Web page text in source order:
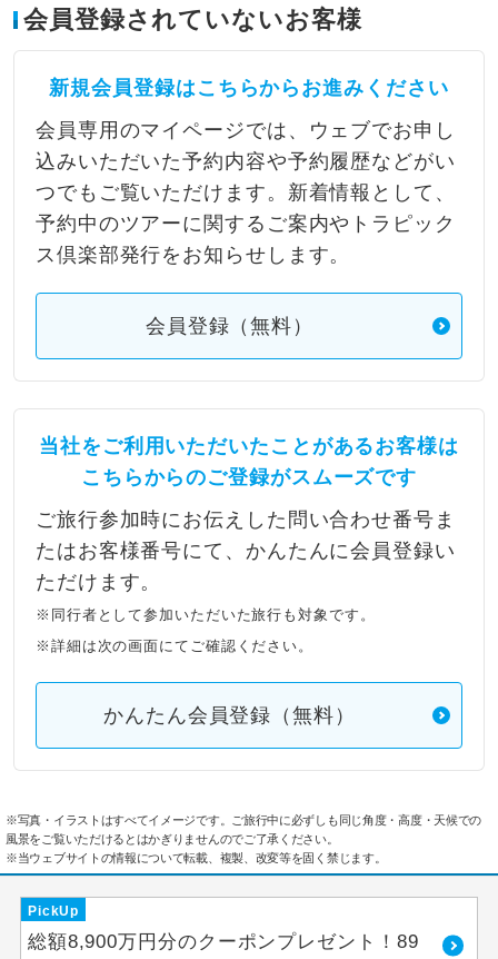
会員登録されていないお客様
新規会員登録はこちらからお進みください
会員専用のマイページでは、ウェブでお申し
込みいただいた予約内容や予約履歴などがい
つでもご覧いただけます。新着情報として、
予約中のツアーに関するご案内やトラピック
ス倶楽部発行をお知らせします。
会員登録（無料）
当社をご利用いただいたことがあるお客様は
こちらからのご登録がスムーズです
ご旅行参加時にお伝えした問い合わせ番号ま
たはお客様番号にて、かんたんに会員登録い
ただけます。
※同行者として参加いただいた旅行も対象です。
※詳細は次の画面にてご確認ください。
かんたん会員登録（無料）
※写真・イラストはすべてイメージです。ご旅行中に必ずしも同じ角度・高度・天候での
風景をご覧いただけるとはかぎりませんのでご了承ください。
※当ウェブサイトの情報について転載、複製、改変等を固く禁じます。
PickUp
総額8,900万円分のクーポンプレゼント！89